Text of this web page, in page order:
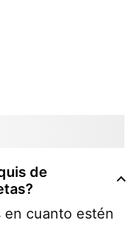
de
en cuanto estén